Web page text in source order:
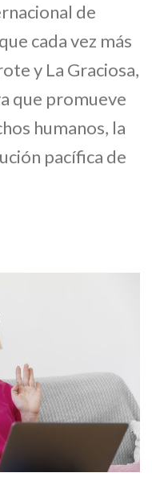
de
cada vez más
y La Graciosa,
que promueve
humanos, la
pacífica de